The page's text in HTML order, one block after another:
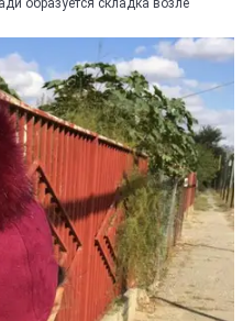
образуется складка возле